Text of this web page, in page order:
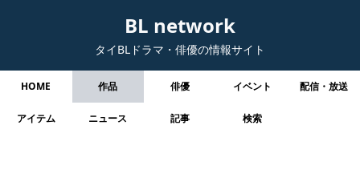
BL network
タイBLドラマ・俳優の情報サイト
HOME 作品 俳優 イベント 配信・放送
アイテム ニュース 記事 検索